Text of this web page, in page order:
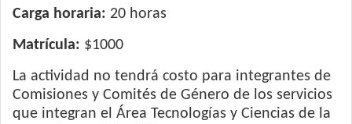
Carga horaria: 20 horas
Matrícula: $1000
La actividad no tendrá costo para integrantes de
Comisiones y Comités de Género de los servicios
que integran el Área Tecnologías y Ciencias de la